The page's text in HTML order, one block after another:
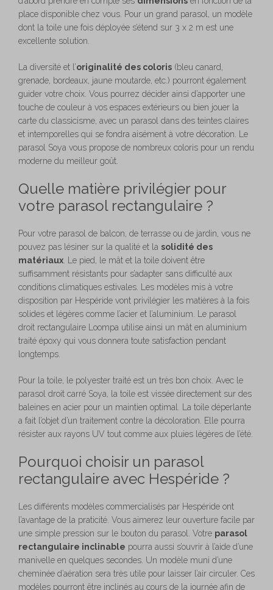
place disponible chez vous. Pour un grand parasol, un modèle
dont la toile une fois déployée s’étend sur 3 x 2 m est une
excellente solution.
La diversité et l’originalité des coloris (bleu canard,
grenade, bordeaux, jaune moutarde, etc.) pourront également
guider votre choix. Vous pourrez décider ainsi d’apporter une
touche de couleur à vos espaces extérieurs ou bien jouer la
carte du classicisme, avec un parasol dans des teintes claires
et intemporelles qui se fondra aisément à votre décoration. Le
parasol Soya vous propose de nombreux coloris pour un rendu
moderne du meilleur goût.
Quelle matière privilégier pour
votre parasol rectangulaire ?
Pour votre parasol de balcon, de terrasse ou de jardin, vous ne
pouvez pas lésiner sur la qualité et la solidité des
matériaux . Le pied, le mât et la toile doivent être
suffisamment résistants pour s’adapter sans difficulté aux
conditions climatiques estivales. Les modèles mis à votre
disposition par Hespéride vont privilégier les matières à la fois
solides et légères comme l’acier et l’aluminium. Le parasol
droit rectangulaire Loompa utilise ainsi un mât en aluminium
traité époxy qui vous donnera toute satisfaction pendant
longtemps.
Pour la toile, le polyester traité est un très bon choix. Avec le
parasol droit carré Soya, la toile est vissée directement sur des
baleines en acier pour un maintien optimal. La toile déperlante
a fait l’objet d’un traitement contre la décoloration. Elle pourra
résister aux rayons UV tout comme aux pluies légères de l’été.
Pourquoi choisir un parasol
rectangulaire avec Hespéride ?
Les différents modèles commercialisés par Hespéride ont
l’avantage de la praticité. Vous aimerez leur ouverture facile par
une simple pression sur le bouton du parasol. Votre parasol
rectangulaire inclinable pourra aussi s’ouvrir à l’aide d’une
manivelle en quelques secondes. Un modèle muni d’une
cheminée d’aération sera très utile pour laisser l’air circuler. Ces
modèles pourront être inclinés au cours de la journée afin de